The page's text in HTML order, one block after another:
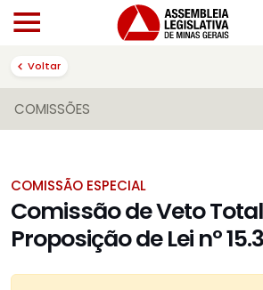
Voltar
COMISSÕES
COMISSÃO ESPECIAL
Comissão de Veto
Proposição de Lei nº